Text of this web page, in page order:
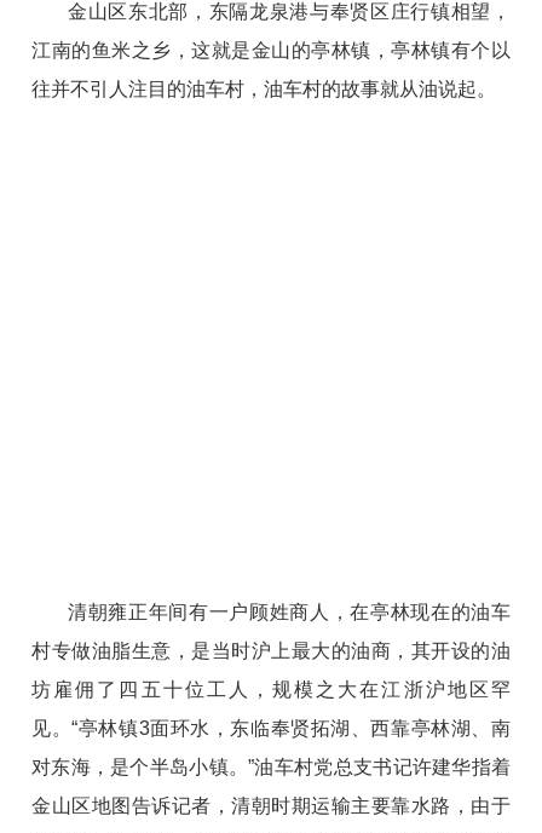
金山区东北部，东隔龙泉港与奉贤区庄行镇相望，
江南的鱼米之乡，这就是金山的亭林镇，亭林镇有个以
往并不引人注目的油车村，油车村的故事就从油说起。
清朝雍正年间有一户顾姓商人，在亭林现在的油车
村专做油脂生意，是当时沪上最大的油商，其开设的油
坊雇佣了四五十位工人，规模之大在江浙沪地区罕
见。“亭林镇3面环水，东临奉贤拓湖、西靠亭林湖、南
对东海，是个半岛小镇。”油车村党总支书记许建华指着
金山区地图告诉记者，清朝时期运输主要靠水路，由于